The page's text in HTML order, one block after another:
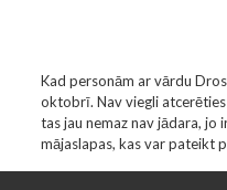
Kad personām ar vārdu
oktobrī. Nav viegli
tas jau nemaz nav jādara, jo
mājaslapas, kas var pateikt